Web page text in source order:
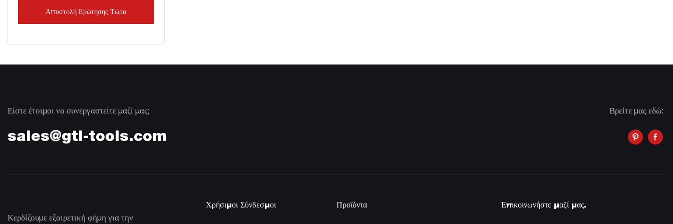
Αποστολή Ερώτησης Τώρα
Είστε έτοιμοι να συνεργαστείτε μαζί μας;
sales@gtl-tools.com
Βρείτε μας εδώ:
Κερδίζουμε εξαιρετική φήμη για την
Χρήσιμοι Σύνδεσμοι Προϊόντα Επικοινωνήστε μαζί μας.